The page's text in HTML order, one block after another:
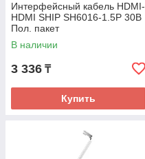
Интерфейсный кабель HDMI-
HDMI SHIP SH6016-1.5P 30В
Пол. пакет
В наличии
3 336 ₸
Купить